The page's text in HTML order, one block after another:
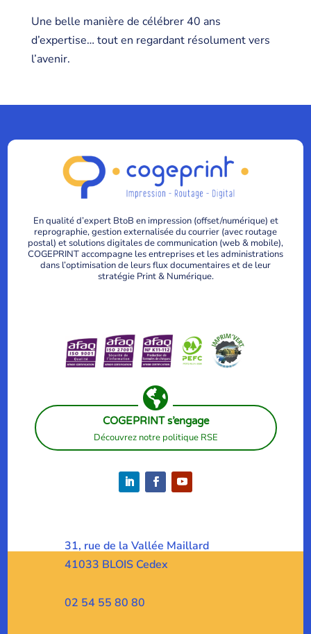
Une belle manière de célébrer 40 ans
d’expertise… tout en regardant résolument vers
l’avenir.
En qualité d’expert BtoB en impression (offset/numérique) et
reprographie, gestion externalisée du courrier (avec routage
postal) et solutions digitales de communication (web & mobile),
COGEPRINT accompagne les entreprises et les administrations
dans l’optimisation de leurs flux documentaires et de leur
stratégie Print & Numérique.

COGEPRINT s’engage
Découvrez notre politique RSE
31, rue de la Vallée Maillard
41033 BLOIS Cedex
02 54 55 80 80